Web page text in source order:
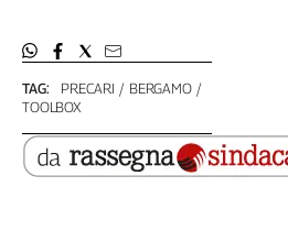
Diffusa
trasmissioni
tv
TAG: PRECARI
BERGAMO
TOOLBOX